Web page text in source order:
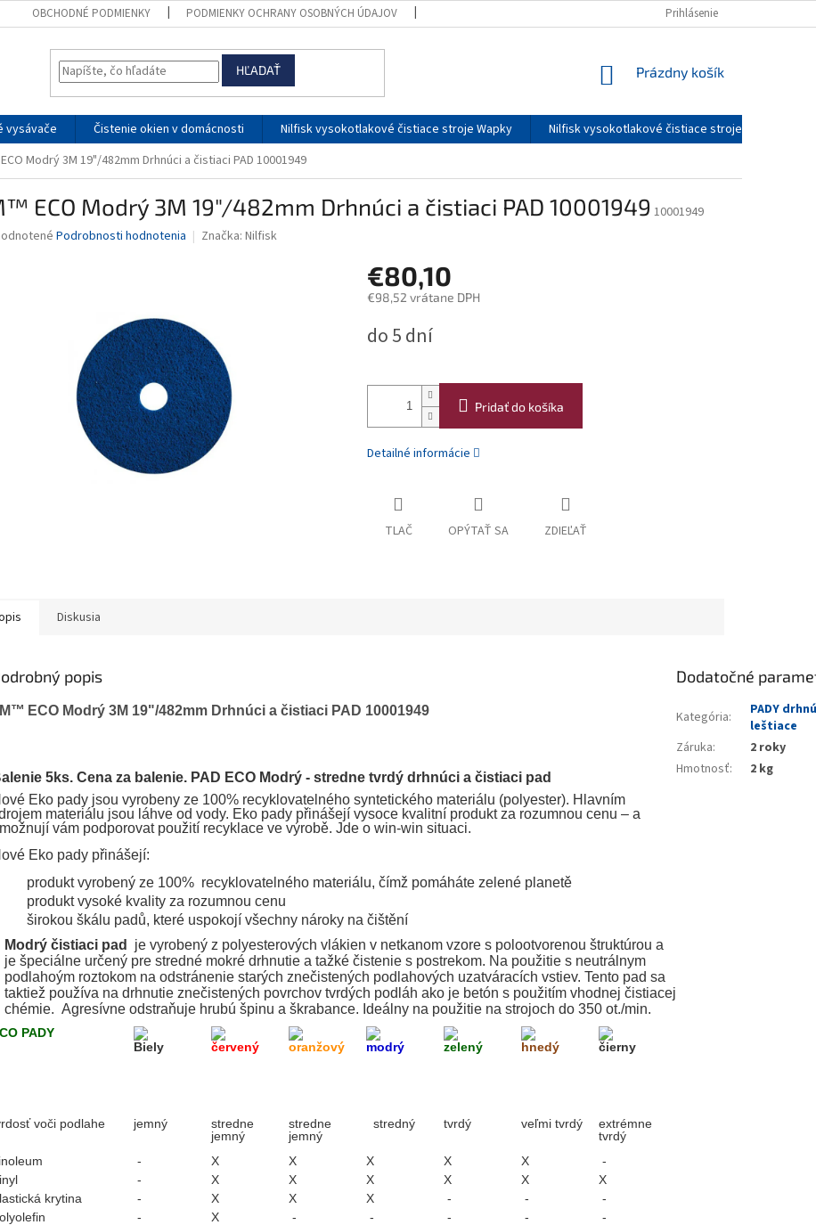
OBCHODNÉ PODMIENKY PODMIENKY OCHRANY OSOBNÝCH ÚDAJOV SERVIS
Prihlásenie
HĽADAŤ
NÁKUPNÝ
Prázdny košík
vysávače Čistenie okien v domácnosti Nilfisk vysokotlakové čistiace stroje Wapky
Nilfisk vysokotlakové čistiace stroje -
Modrý 3M 19"/482mm Drhnúci a čistiaci PAD 10001949
ECO Modrý 3M 19"/482mm Drhnúci a čistiaci PAD 10001949 10001949
Podrobnosti hodnotenia Značka: Nilfisk
€80,10
€98,52 vrátane DPH
cena:
do 5 dní
Pridať do košíka
Detailné informácie
TLAČ OPÝTAŤ SA ZDIEĽAŤ
Diskusia
popis
ECO Modrý 3M 19"/482mm Drhnúci a čistiaci PAD 10001949
5ks. Cena za balenie. PAD ECO Modrý - stredne tvrdý drhnúci a čistiaci pad
Eko pady jsou vyrobeny ze 100% recyklovatelného syntetického materiálu (polyester). Hlavním
materiálu jsou láhve od vody. Eko pady přinášejí vysoce kvalitní produkt za rozumnou cenu – a
vám podporovat použití recyklace ve výrobě. Jde o win-win situaci.
Eko pady přinášejí:
produkt vyrobený ze 100% recyklovatelného materiálu, čímž pomáháte zelené planetě
produkt vysoké kvality za rozumnou cenu
širokou škálu padů, které uspokojí všechny nároky na čištění
Modrý čistiaci pad
je vyrobený z polyesterových vlákien v netkanom vzore s polootvorenou štruktúrou a
je špeciálne určený pre stredné mokré drhnutie a tažké čistenie s postrekom. Na použitie s neutrálnym
podlahoým roztokom na odstránenie starých znečistených podlahových uzatváracích vstiev. Tento pad sa
taktiež používa na drhnutie znečistených povrchov tvrdých podláh ako je betón s použitím vhodnej čistiacej
chémie. Agresívne odstraňuje hrubú špinu a škrabance. Ideálny na použitie na strojoch do 350 ot./min.
PADY
Biely
červený oranžový modrý zelený hnedý čierny
voči podlahe jemný
stredne
jemný
stredne
jemný
stredný tvrdý veľmi tvrdý
extrémne
tvrdý
- X X X X X
-
- X X X X X
X
krytina
- X X X - -
-
- X - - - -
-
Dodatočné
Kategória:
PADY
leštiace
Záruka:
2 roky
Hmotnosť: 2 kg